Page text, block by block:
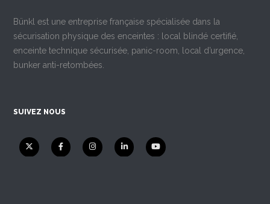
Bünkl est une entreprise française spécialisée dans la
sécurisation physique des enceintes : local blindé certifié,
enceinte technique sécurisée, panic-room, local d’urgence,
bunker anti-retombées.
SUIVEZ NOUS